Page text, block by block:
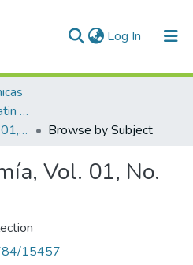
Log In (current)
Ecos de Economía: A Latin American Journal of Applied Economics
Ecos de Economía, Vol. 01, No. 05 (1997)
Browse by Subject
Vol. 01, No.
15457